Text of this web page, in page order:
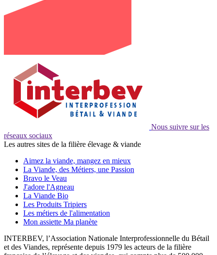
Nous suivre sur les
réseaux sociaux
Les autres sites de la filière élevage & viande
Aimez la viande, mangez en mieux
La Viande, des Métiers, une Passion
Bravo le Veau
J'adore l'Agneau
La Viande Bio
Les Produits Tripiers
Les métiers de l'alimentation
Mon assiette Ma planète
INTERBEV, l’Association Nationale Interprofessionnelle du Bétail
et des Viandes, représente depuis 1979 les acteurs de la filière